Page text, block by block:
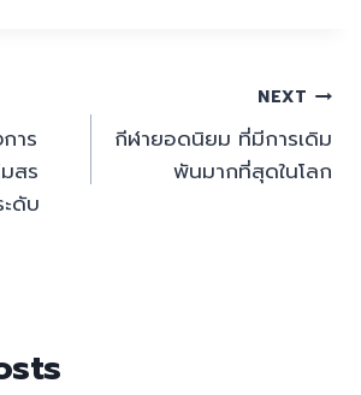
าร
สร
ดับ
NEXT
กีฬายอดนิยม ที่มีการเดิม
พันมากที่สุดในโลก